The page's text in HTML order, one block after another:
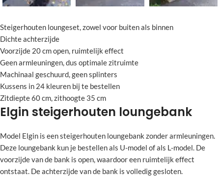
Steigerhouten loungeset, zowel voor buiten als binnen
Dichte achterzijde
Voorzijde 20 cm open, ruimtelijk effect
Geen armleuningen, dus optimale zitruimte
Machinaal geschuurd, geen splinters
Kussens in 24 kleuren bij te bestellen
Zitdiepte 60 cm, zithoogte 35 cm
Elgin steigerhouten loungebank
Model Elgin is een steigerhouten loungebank zonder armleuningen.
Deze loungebank kun je bestellen als U-model of als L-model. De
voorzijde van de bank is open, waardoor een ruimtelijk effect
ontstaat. De achterzijde van de bank is volledig gesloten.